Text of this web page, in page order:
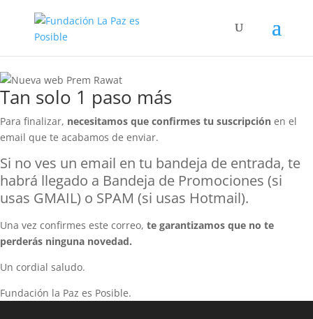
Tan solo 1 paso más
Para finalizar, necesitamos que confirmes tu suscripción en el
email que te acabamos de enviar.
Si no ves un email en tu bandeja de entrada, te
habrá llegado a Bandeja de Promociones (si
usas GMAIL) o SPAM (si usas Hotmail).
Una vez confirmes este correo, te garantizamos que no te
perderás ninguna novedad.
Un cordial saludo.
Fundación la Paz es Posible.